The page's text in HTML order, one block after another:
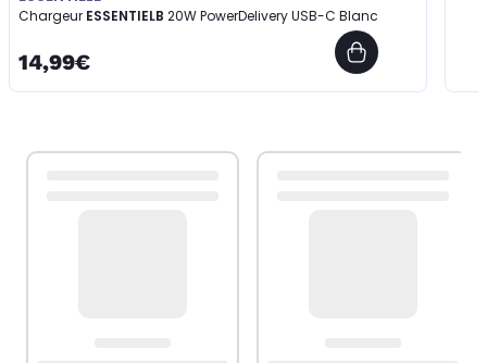
Chargeur ESSENTIELB 20W PowerDelivery USB-C Blanc
14,99€